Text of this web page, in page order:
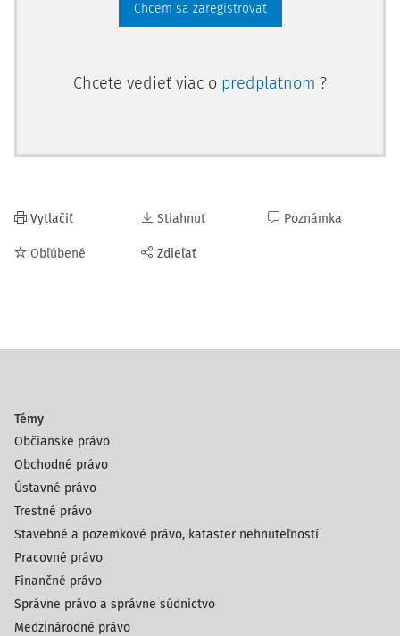
Chcem sa zaregistrovať
Chcete vedieť viac o predplatnom ?
Vytlačiť
Obľúbené
Stiahnuť
Zdieľať
Poznámka
Témy
Občianske právo
Obchodné právo
Ústavné právo
Trestné právo
Stavebné a pozemkové právo, kataster nehnuteľností
Pracovné právo
Finančné právo
Správne právo a správne súdnictvo
Medzinárodné právo